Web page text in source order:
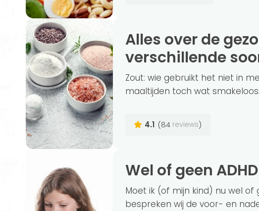
Alles over de gezondheid van de
verschillende
Zout: wie gebruikt het niet in
maaltijden toch wat
4.1 (84 reviews)
Wel of geen
Moet ik (of mijn kind) nu wel of
bespreken wij de voor- en